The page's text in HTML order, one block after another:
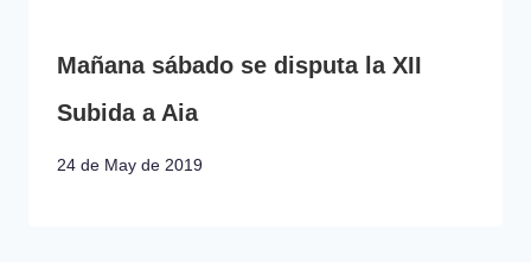
Mañana sábado se disputa la XII
Subida a Aia
24 de May de 2019